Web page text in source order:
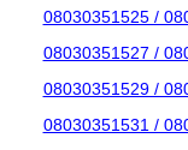
08030351525 /
08030351527 /
08030351529 /
08030351531 /